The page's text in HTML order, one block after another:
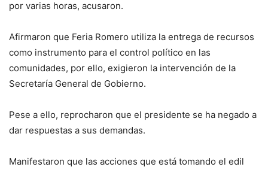
por varias horas, acusaron.
Afirmaron que Feria Romero utiliza la entrega de recursos
como instrumento para el control político en las
comunidades, por ello, exigieron la intervención de la
Secretaría General de Gobierno.
Pese a ello, reprocharon que el presidente se ha negado a
dar respuestas a sus demandas.
Manifestaron que las acciones que está tomando el edil